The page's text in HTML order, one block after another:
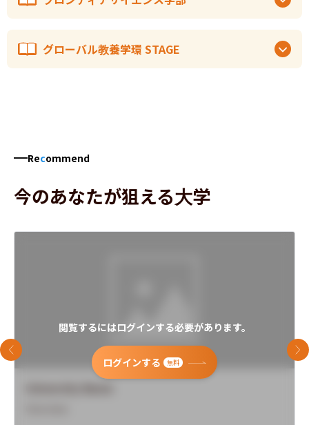
グローバル教養学環 STAGE
Recommend
今のあなたが狙える大学
閲覧するにはログインする必要があります。
ログインする 無料
前のスライド 次